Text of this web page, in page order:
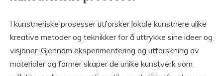
I kunstneriske prosesser utforsker lokale kunstnere ulike
kreative metoder og teknikker for å uttrykke sine ideer og
visjoner. Gjennom eksperimentering og utforskning av
materialer og former skaper de unike kunstverk som